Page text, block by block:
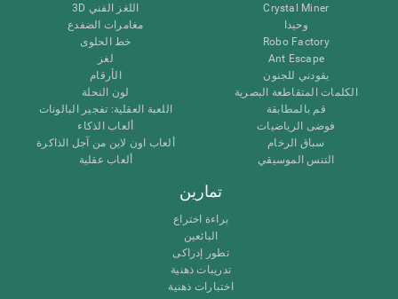
Crystal Miner
وحيدا
Robo Factory
Ant Escape
يقودني للجنون
الكلمات المتقاطعة البصرية
قم بالمطابقة
فوضى الرياضيات
سباق الرخام
التنس الموسيقي
اللغز الفني 3D
مغامرات الضفدع
خط الحلوى
لغز
الأرقام
لون النحلة
اللعبة العقلية: تفجير البالونات
ألعاب الذكاء
ألعاب اون لاين من آجل الذاكرة
ألعاب عقلية
تمارين
براءة اختراع
البائعين
تطور إدراكى
تدريبات ذهنية
اختبارات ذهنية